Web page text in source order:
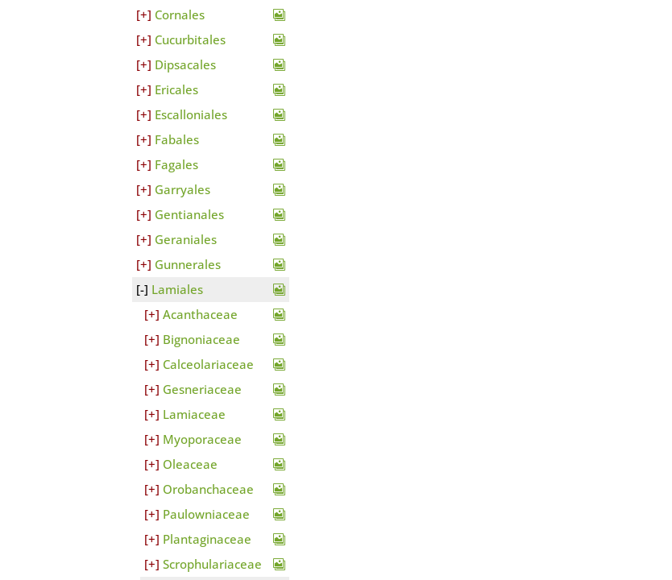
Cornales
Cucurbitales
Dipsacales
Ericales
Escalloniales
Fabales
Fagales
Garryales
Gentianales
Geraniales
Gunnerales
Lamiales
Acanthaceae
Bignoniaceae
Calceolariaceae
Gesneriaceae
Lamiaceae
Myoporaceae
Oleaceae
Orobanchaceae
Paulowniaceae
Plantaginaceae
Scrophulariaceae